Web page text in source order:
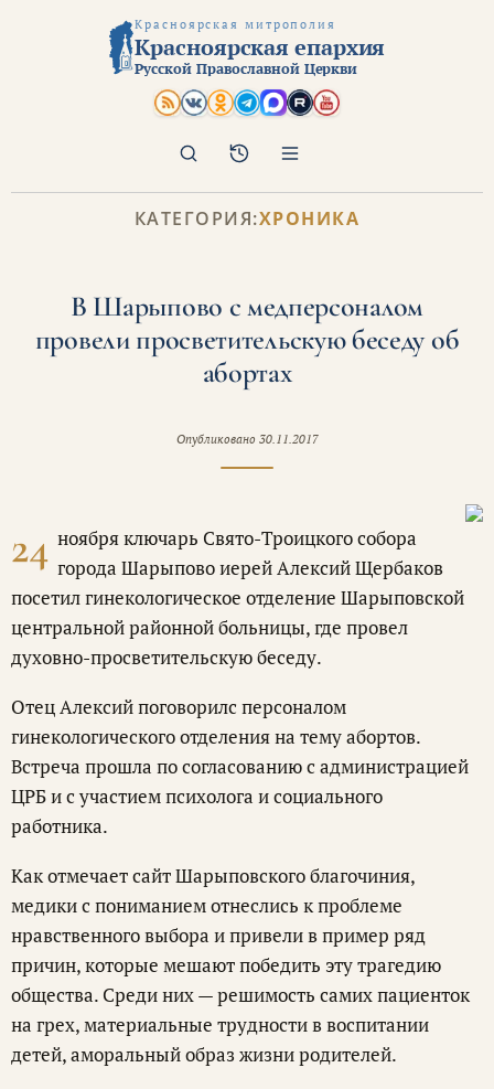
Красноярская митрополия
Красноярская епархия
Русской Православной Церкви
Архив
Поиск
КАТЕГОРИЯ:ХРОНИКА
В Шарыпово с медперсоналом
провели просветительскую беседу об
абортах
Опубликовано 30.11.2017
24 ноября ключарь Свято-Троицкого собора
города Шарыпово иерей Алексий Щербаков
посетил гинекологическое отделение Шарыповской
центральной районной больницы, где провел
духовно-просветительскую беседу.
Отец Алексий поговорилс персоналом
гинекологического отделения на тему абортов.
Встреча прошла по согласованию с администрацией
ЦРБ и с участием психолога и социального
работника.
Как отмечает сайт Шарыповского благочиния,
медики с пониманием отнеслись к проблеме
нравственного выбора и привели в пример ряд
причин, которые мешают победить эту трагедию
общества. Среди них — решимость самих пациенток
на грех, материальные трудности в воспитании
детей, аморальный образ жизни родителей.